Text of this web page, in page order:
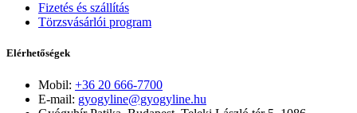
Fizetés és szállítás
Törzsvásárlói program
Elérhetőségek
Mobil: +36 20 666-7700
E-mail: gyogyline@gyogyline.hu